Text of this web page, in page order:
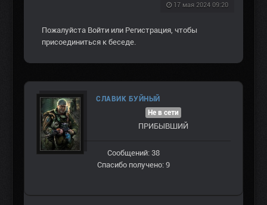
17 мая 2024 09:20
Пожалуйста Войти или Регистрация , чтобы
присоединиться к беседе.
СЛАВИК БУЙНЫЙ
Не в сети
ПРИБЫВШИЙ
Сообщений: 38
Спасибо получено: 9